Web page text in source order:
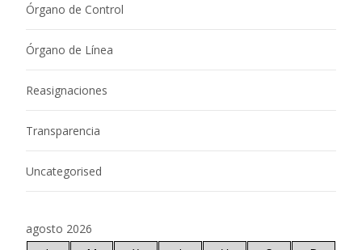
Órgano de Control
Órgano de Línea
Reasignaciones
Transparencia
Uncategorised
agosto 2026